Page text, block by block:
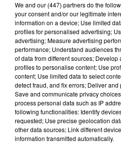
Lecture (2 min 22 sec)
Karine Hurstel
We and our (447) partnersdo the
your consent and/or our legitimate
information on a device; Use limited
profiles for personalised advertising;
advertising; Measure advertising
performance; Understand audiences
of data from different sources;
profiles to personalise content; Use
content; Use limited data to select
detect fraud, and fix errors; Deliver
Save and communicate privacy
process personal data such as IP
following functionalities: Identify
requested; Use precise geolocation
other data sources; Link different
information transmitted automatically.